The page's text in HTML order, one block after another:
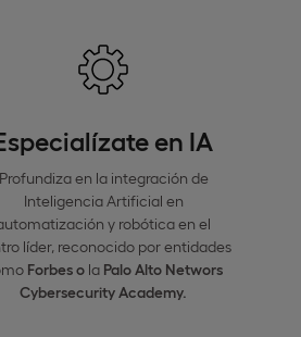
en IA
Profundiza en la integración de
Inteligencia Artificial en
y robótica en el
líder, reconocido por entidades
Forbeso la Palo Alto Networs
Cybersecurity Academy.